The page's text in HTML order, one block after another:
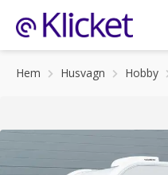
Hem Husvagn Hobby